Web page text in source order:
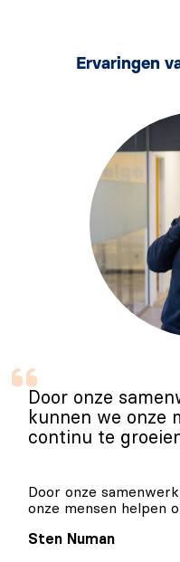
Ervaringen
Door onze
kunnen we onze
continu te
Door onze
onze mensen helpen
Sten Numan